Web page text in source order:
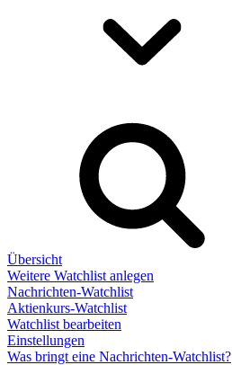
Übersicht
Weitere Watchlist anlegen
Nachrichten-Watchlist
Aktienkurs-Watchlist
Watchlist bearbeiten
Einstellungen
Was bringt eine Nachrichten-Watchlist?